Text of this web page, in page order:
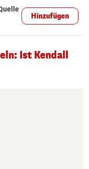
Hinzufügen
Ist Kendall